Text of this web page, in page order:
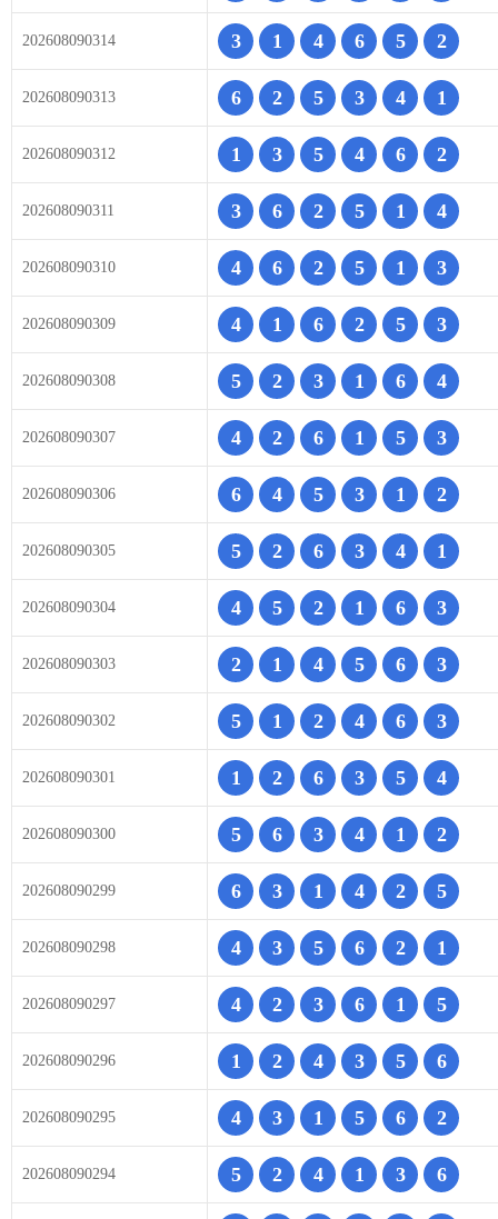
202608090314 3 1 4 6 5 2
202608090313 6 2 5 3 4 1
202608090312 1 3 5 4 6 2
202608090311 3 6 2 5 1 4
202608090310 4 6 2 5 1 3
202608090309 4 1 6 2 5 3
202608090308 5 2 3 1 6 4
202608090307 4 2 6 1 5 3
202608090306 6 4 5 3 1 2
202608090305 5 2 6 3 4 1
202608090304 4 5 2 1 6 3
202608090303 2 1 4 5 6 3
202608090302 5 1 2 4 6 3
202608090301 1 2 6 3 5 4
202608090300 5 6 3 4 1 2
202608090299 6 3 1 4 2 5
202608090298 4 3 5 6 2 1
202608090297 4 2 3 6 1 5
202608090296 1 2 4 3 5 6
202608090295 4 3 1 5 6 2
202608090294 5 2 4 1 3 6